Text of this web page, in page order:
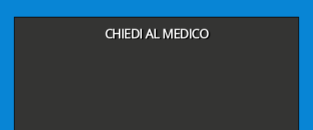
CHIEDI AL MEDICO